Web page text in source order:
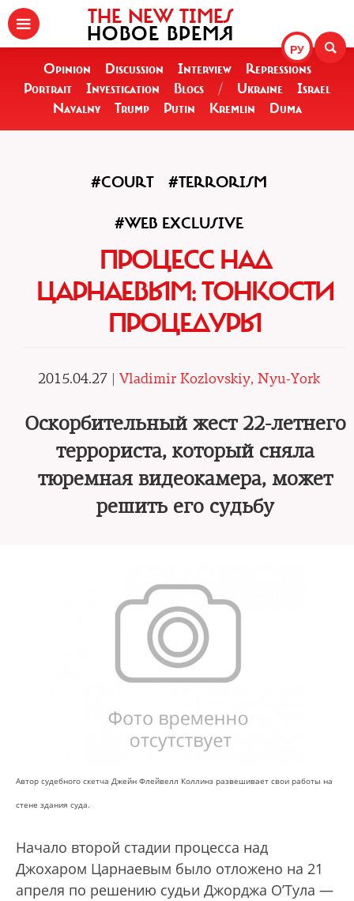
РУ
THE NEW TIMES
НОВОЕ ВРЕМЯ
Opinion Discussion Interview
Repressions
Portrait
Investigation Blogs / Ukraine
Israel
Navalny
Trump Putin Kremlin Duma
#COURT #TERRORISM
#WEB EXCLUSIVE
ПРОЦЕСС НАД
ЦАРНАЕВЫМ: ТОНКОСТИ
ПРОЦЕДУРЫ
2015.04.27 | Vladimir Kozlovskiy, Nyu-York
Оскорбительный жест 22-летнего
террориста, который сняла
тюремная видеокамера, может
решить его судьбу
Автор судебного скетча Джейн Флейвелл Коллинз развешивает свои работы на
стене здания суда.
Начало второй стадии процесса над
Джохаром Царнаевым было отложено на 21
апреля по решению судьи Джорджа О’Тула —